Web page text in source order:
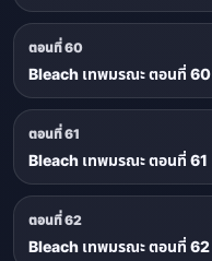
ตอนที่ 60
Bleach เทพมรณะ ตอนที่ 60
ตอนที่ 61
Bleach เทพมรณะ ตอนที่ 61
ตอนที่ 62
Bleach เทพมรณะ ตอนที่ 62